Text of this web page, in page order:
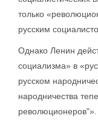
только
русским
Однако Ленин
социализма» в
русском
народничества